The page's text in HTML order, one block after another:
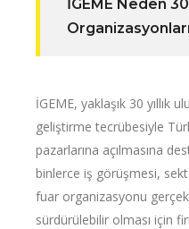
İGEME Neden 30
İGEME, yaklaşık 30 yıllık
geliştirme tecrübesiyle
pazarlarına açılmasına
binlerce iş görüşmesi,
fuar organizasyonu
sürdürülebilir olması için